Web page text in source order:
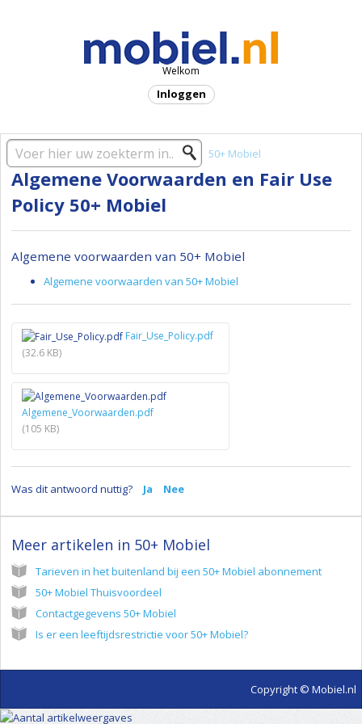
Welkom
Inloggen
Startpagina oplossing Providers 50+ Mobiel
Algemene Voorwaarden en Fair Use
Policy 50+ Mobiel
Algemene voorwaarden van 50+ Mobiel
Algemene voorwaarden van 50+ Mobiel
Fair_Use_Policy.pdf
(32.6 KB)
Algemene_Voorwaarden.pdf
(105 KB)
Was dit antwoord nuttig? Ja Nee
Meer artikelen in 50+ Mobiel
Tarieven in het buitenland bij een 50+ Mobiel abonnement
50+ Mobiel Thuisvoordeel
Contactgegevens 50+ Mobiel
Is er een leeftijdsrestrictie voor 50+ Mobiel?
Copyright © Mobiel.nl